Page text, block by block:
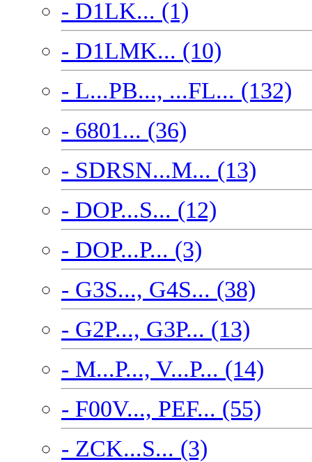
- D1LK... (1)
- D1LMK... (10)
- L...PB..., ...FL... (132)
- 6801... (36)
- SDRSN...M... (13)
- DOP...S... (12)
- DOP...P... (3)
- G3S..., G4S... (38)
- G2P..., G3P... (13)
- M...P..., V...P... (14)
- F00V..., PEF... (55)
- ZCK...S... (3)